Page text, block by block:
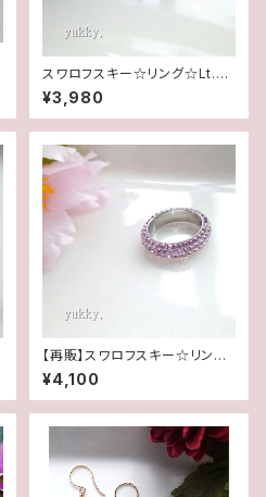
スワロフスキー☆リング☆Lt.サ
ファイヤ(11.5号)
¥3,980
【再販】スワロフスキー☆リング
☆アメジスト(16.5号)
¥4,100